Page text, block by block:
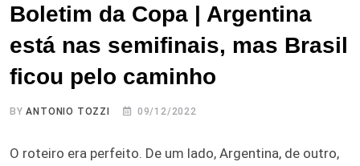
Boletim da Copa | Argentina
está nas semifinais, mas Brasil
ficou pelo caminho
BYANTONIO TOZZI 09/12/2022
O roteiro era perfeito. De um lado, Argentina, de outro,